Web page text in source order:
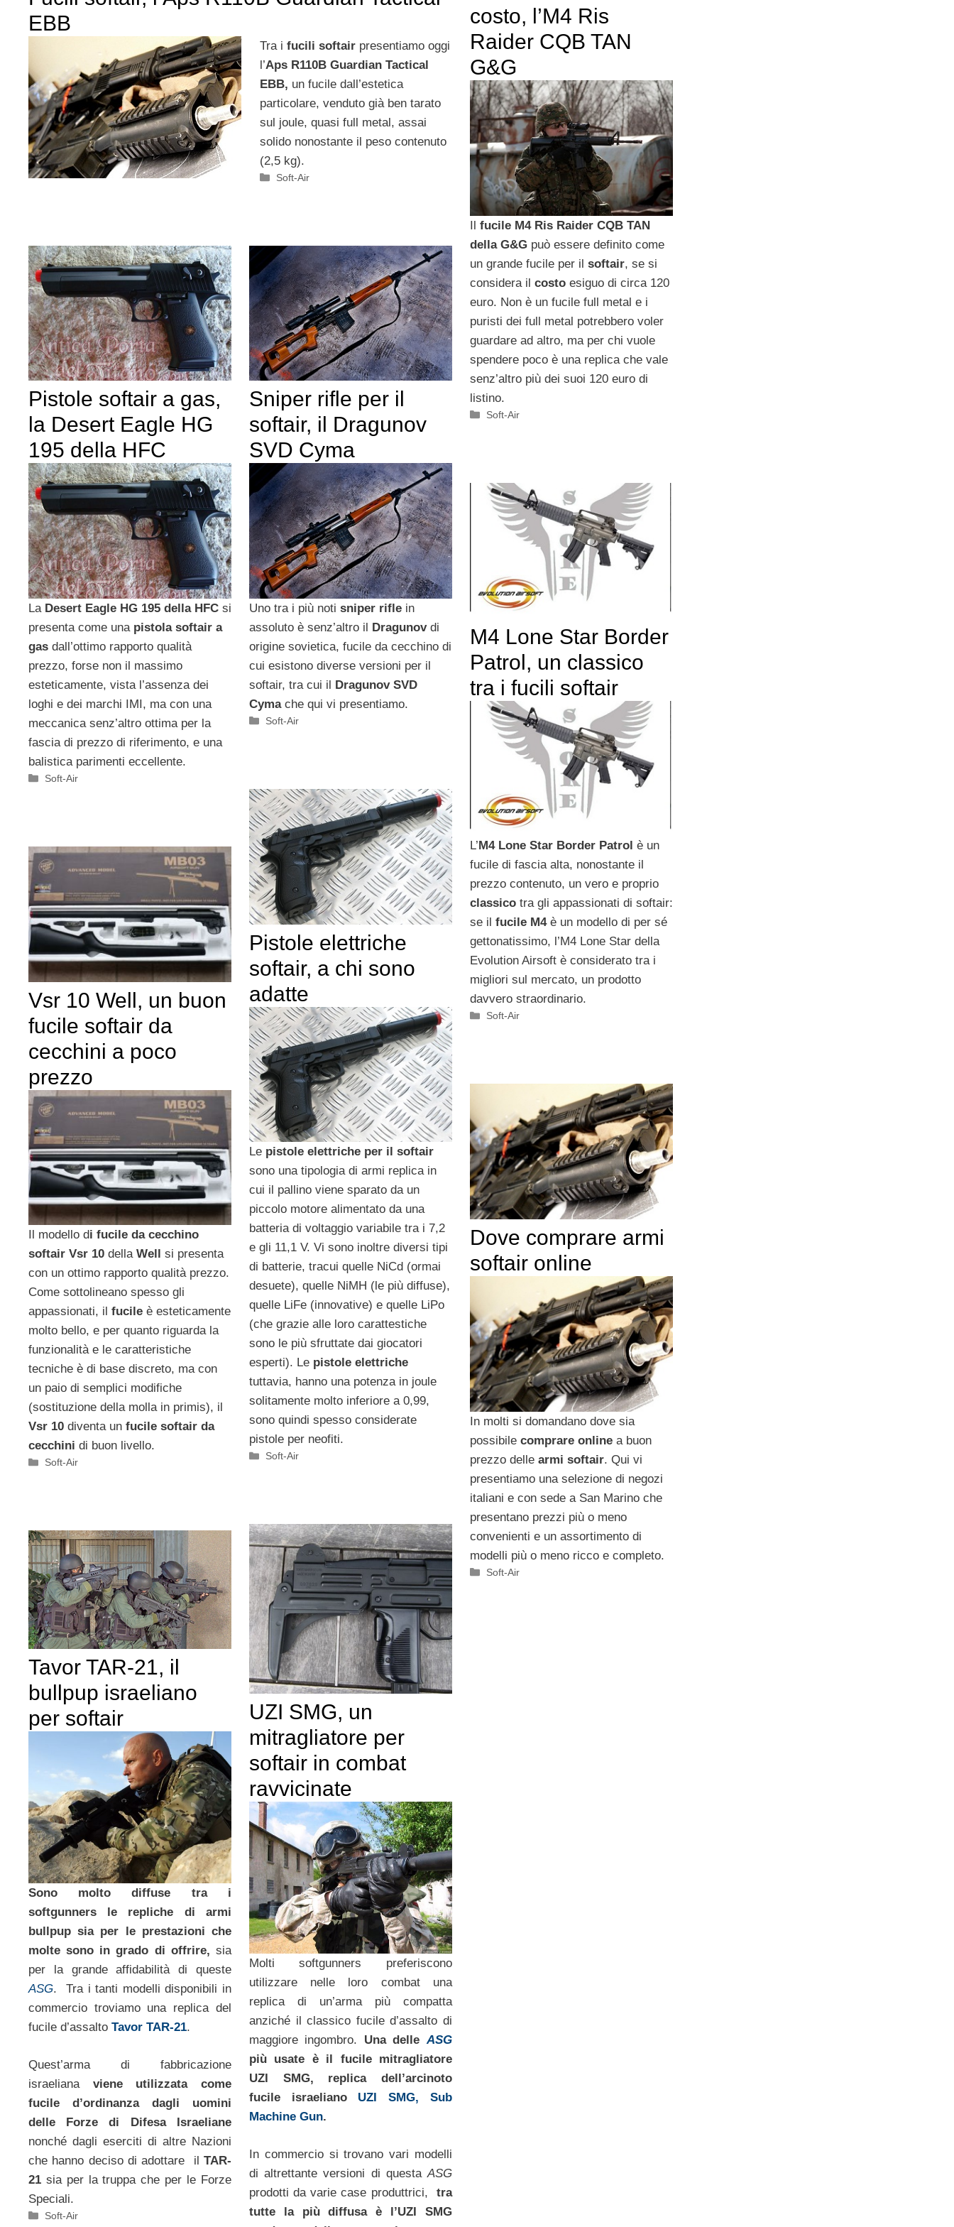
EBB
Tra i fucili softairpresentiamo oggi
l’Aps R110B Guardian Tactical
EBB, un fucile dall’estetica
particolare, venduto già ben tarato
sul joule, quasi full metal, assai
solido nonostante il peso contenuto
(2,5 kg).
Categorie
Soft-Air
costo, l’M4 Ris
Raider CQB TAN
G&G
Il fucile M4 Ris Raider CQB TAN
della G&Gpuò essere definito come
un grande fucile per il softair, se si
considera il costoesiguo di circa 120
euro. Non è un fucile full metal e i
puristi dei full metal potrebbero voler
guardare ad altro, ma per chi vuole
spendere poco è una replica che vale
senz’altro più dei suoi 120 euro di
listino.
Categorie
Soft-Air
Pistole softair a gas,
la Desert Eagle HG
195 della HFC
La Desert Eagle HG 195 della HFC si
presenta come una pistola softair a
gas dall’ottimo rapporto qualità
prezzo, forse non il massimo
esteticamente, vista l’assenza dei
loghi e dei marchi IMI, ma con una
meccanica senz’altro ottima per la
fascia di prezzo di riferimento, e una
balistica parimenti eccellente.
Categorie
Soft-Air
Sniper rifle per il
softair, il Dragunov
SVD Cyma
Uno tra i più noti sniper riflein
assoluto è senz’altro il Dragunovdi
origine sovietica, fucile da cecchino di
cui esistono diverse versioni per il
softair, tra cui il Dragunov SVD
Cymache qui vi presentiamo.
Categorie
Soft-Air
M4 Lone Star Border
Patrol, un classico
tra i fucili softair
L’ M4 Lone Star Border Patrol è un
fucile di fascia alta, nonostante il
prezzo contenuto, un vero e proprio
classicotra gli appassionati di softair:
se il fucile M4è un modello di per sé
gettonatissimo, l’M4 Lone Star della
Evolution Airsoft è considerato tra i
migliori sul mercato, un prodotto
davvero straordinario.
Categorie
Soft-Air
Pistole elettriche
softair, a chi sono
adatte
Le pistole elettriche per il softair
sono una tipologia di armi replica in
cui il pallino viene sparato da un
piccolo motore alimentato da una
batteria di voltaggio variabile tra i 7,2
e gli 11,1 V. Vi sono inoltre diversi tipi
di batterie, tracui quelle NiCd (ormai
desuete), quelle NiMH (le più diffuse),
quelle LiFe (innovative) e quelle LiPo
(che grazie alle loro carattestiche
sono le più sfruttate dai giocatori
esperti). Lepistole elettriche
tuttavia, hanno una potenza in joule
solitamente molto inferiore a 0,99,
sono quindi spesso considerate
pistole per neofiti.
Categorie
Soft-Air
Vsr 10 Well, un buon
fucile softair da
cecchini a poco
prezzo
Il modello di fucile da cecchino
softair Vsr 10 della Well
si presenta
con un ottimo rapporto qualità prezzo.
Come sottolineano spesso gli
appassionati, il fucile è esteticamente
molto bello, e per quanto riguarda la
funzionalità e le caratteristiche
tecniche è di base discreto, ma con
un paio di semplici modifiche
(sostituzione della molla in primis), il
Vsr 10 diventa un fucile softair da
cecchini di buon livello.
Categorie
Soft-Air
Dove comprare armi
softair online
In molti si domandano dove sia
possibile comprare onlinea buon
prezzo delle armi softair. Qui vi
presentiamo una selezione di negozi
italiani e con sede a San Marino che
presentano prezzi più o meno
convenienti e un assortimento di
modelli più o meno ricco e completo.
Categorie
Soft-Air
UZI SMG, un
mitragliatore per
softair in combat
ravvicinate
Molti softgunners preferiscono
utilizzare nelle loro combat una
replica di un’arma più compatta
anziché il classico fucile d’assalto di
maggiore ingombro. Una delleASG
più usate è il fucile mitragliatore
UZI SMG, replica dell’arcinoto
fucile israeliano UZI SMG, Sub
Machine Gun.
In commercio si trovano vari modelli
di altrettante versioni di questaASG
prodotti da varie case produttrici, tra
tutte la più diffusa è l’UZI SMG
Tavor TAR-21, il
bullpup israeliano
per softair
Sono molto diffuse tra i
softgunners le repliche di armi
bullpup sia per le prestazioni che
molte sono in grado di offrire, sia
per la grande affidabilità di queste
ASG. Tra i tanti modelli disponibili in
commercio troviamo una replica del
fucile d’assalto Tavor TAR-21.
Quest’arma di fabbricazione
israeliana viene utilizzata come
fucile d’ordinanza dagli uomini
delle Forze di Difesa Israeliane
nonché dagli eserciti di altre Nazioni
che hanno deciso di adottare il TAR-
21 sia per la truppa che per le Forze
Speciali.
Categorie
Soft-Air